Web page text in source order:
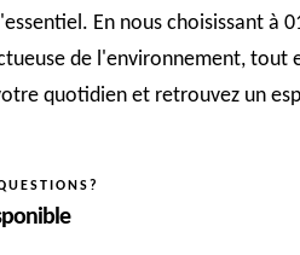
En nous choisissant à
de l'environnement, tout
quotidien et retrouvez un